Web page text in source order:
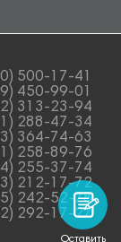
500-17-41
450-99-01
313-23-94
288-47-34
364-74-63
258-89-76
255-37-74
212-17-72
242-52-78
292-17-27
Оставить